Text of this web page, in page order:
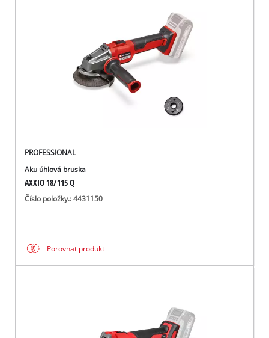
PROFESSIONAL
Aku úhlová bruska
AXXIO 18/115 Q
Číslo položky.: 4431150
Porovnat produkt